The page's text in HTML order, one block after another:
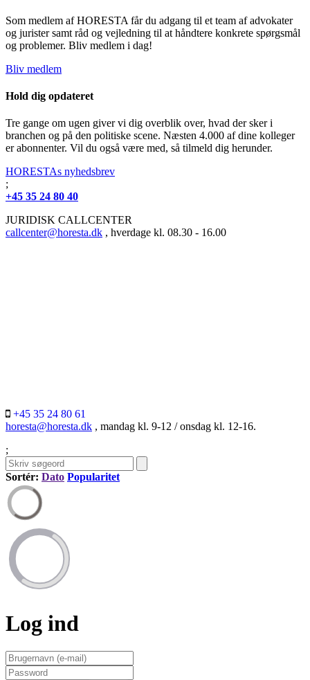
Som medlem af HORESTA får du adgang til et team af advokater
og jurister samt råd og vejledning til at håndtere konkrete spørgsmål
og problemer. Bliv medlem i dag!
Bliv medlem
Hold dig opdateret
Tre gange om ugen giver vi dig overblik over, hvad der sker i
branchen og på den politiske scene. Næsten 4.000 af dine kolleger
er abonnenter. Vil du også være med, så tilmeld dig herunder.
HORESTAs nyhedsbrev
;
+45 35 24 80 40
JURIDISK CALLCENTER
callcenter@horesta.dk , hverdage kl. 08.30 - 16.00
+45 35 24 80 61
horesta@horesta.dk , mandag kl. 9-12 / onsdag kl. 12-16.
;
Sortér: Dato Popularitet
Log ind